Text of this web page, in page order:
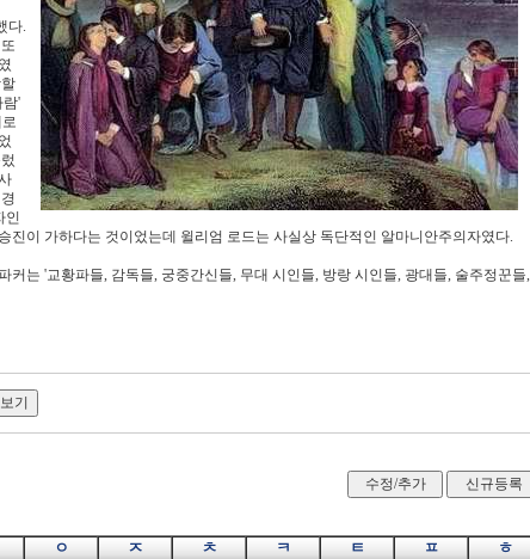
다.
람'
인
이 가하다는 것이었는데 윌리엄 로드는 사실상 독단적인 알마니안주의자였다.
는 '교황파들, 감독들, 궁중간신들, 무대 시인들, 방랑 시인들, 광대들, 술주정꾼들,
ㅇ ㅈ ㅊ ㅋ ㅌ ㅍ ㅎ